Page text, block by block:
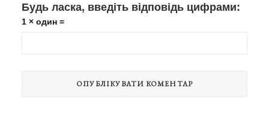
Будь ласка, введіть відповідь цифрами:
1 × один =